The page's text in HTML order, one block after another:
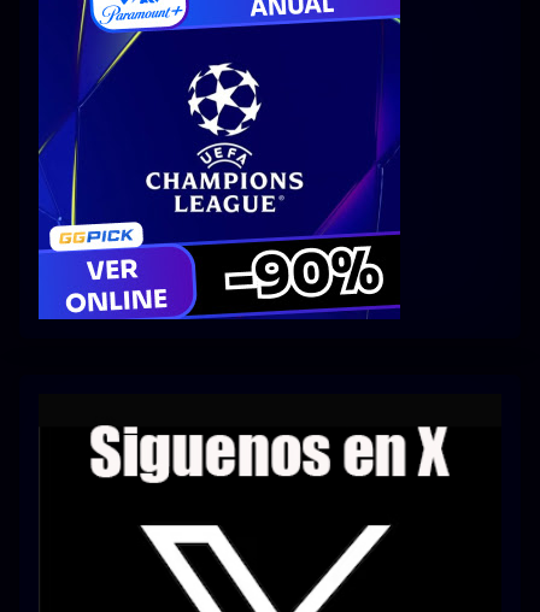
Bélico Thriller
Biográfico
SERIES
Series 1080p Series 4K HDR
Series 720p 2160p 4K SDR
Series 1080p 60 FPS